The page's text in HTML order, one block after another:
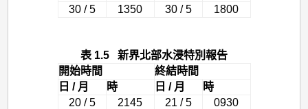
30 / 5
1350 30 / 5 1800
表 1.5 新界北部水浸特別報告
開始時間
終結時間
日 / 月
時 日 / 月
時
20 / 5
2145 21 / 5 0930